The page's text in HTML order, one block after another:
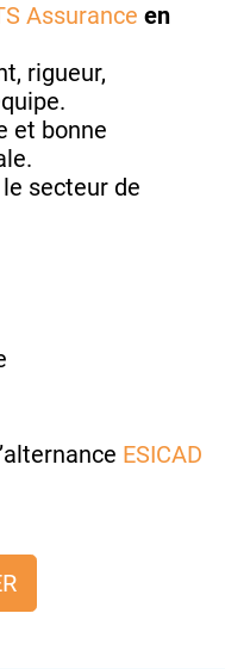
Assurance en
rigueur,
et bonne
secteur de
ESICAD